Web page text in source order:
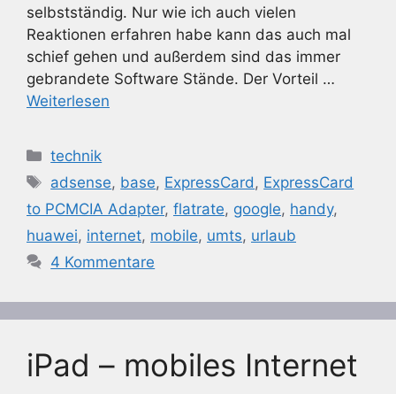
selbstständig. Nur wie ich auch vielen
Reaktionen erfahren habe kann das auch mal
schief gehen und außerdem sind das immer
gebrandete Software Stände. Der Vorteil …
Weiterlesen
Kategorien
technik
Schlagwörter
adsense, base, ExpressCard , ExpressCard
to PCMCIA Adapter, flatrate, google, handy,
huawei, internet, mobile, umts, urlaub
4 Kommentare
iPad – mobiles Internet